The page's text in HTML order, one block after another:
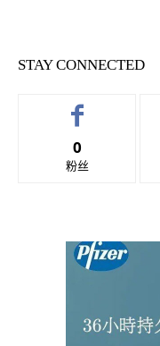
STAY CONNECTED
0
粉丝